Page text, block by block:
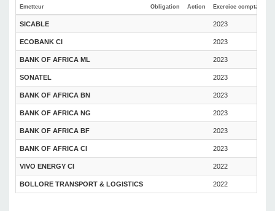
Emetteur Obligation Action Exercice comptable
SICABLE 2023
ECOBANK CI 2023
BANK OF AFRICA ML 2023
SONATEL 2023
BANK OF AFRICA BN 2023
BANK OF AFRICA NG 2023
BANK OF AFRICA BF 2023
BANK OF AFRICA CI 2023
VIVO ENERGY CI 2022
BOLLORE TRANSPORT & LOGISTICS 2022